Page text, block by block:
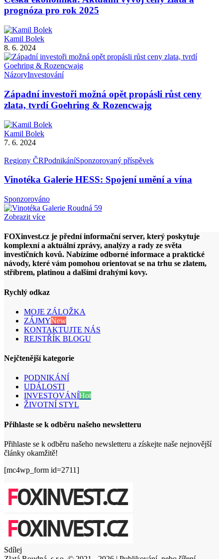
prognóza pro rok 2025
Kamil Bolek
8. 6. 2024
NázoryInvestování
Západní investoři možná opět propásli růst ceny
zlata, tvrdí Goehring & Rozencwajg
Kamil Bolek
7. 6. 2024
Regiony ČRPodnikáníSponzorovaný příspěvek
Vinotéka Galerie HESS: Spojení umění a vína
Sponzorováno
Zobrazit více
FOXinvest.cz je přední informační server, který poskytuje
komplexní a aktuální zprávy, analýzy a rady ze světa
investičních kovů. Nabízíme odborné informace a praktické
návody, které vám pomohou orientovat se na trhu se zlatem,
stříbrem, platinou a dalšími drahými kovy.
Rychlý odkaz
MOJE ZÁLOŽKA
ZÁJMYNew
KONTAKTUJTE NÁS
REJSTŘÍK BLOGU
Nejčtenější kategorie
PODNIKÁNÍ
UDÁLOSTI
INVESTOVÁNÍHot
ŽIVOTNÍ STYL
Přihlaste se k odběru našeho newsletteru
Přihlaste se k odběru našeho newsletteru a získejte naše nejnovější
články okamžitě!
[mc4wp_form id=2711]
Sdílej